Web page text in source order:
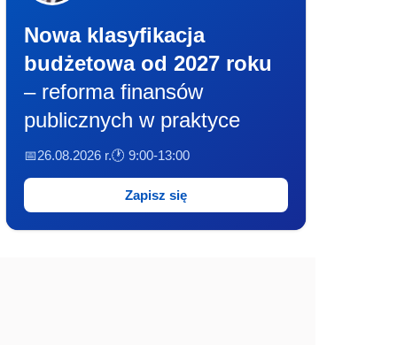
Nowa klasyfikacja
budżetowa od 2027 roku
– reforma finansów
publicznych w praktyce
📅26.08.2026 r.🕐 9:00-13:00
Zapisz się